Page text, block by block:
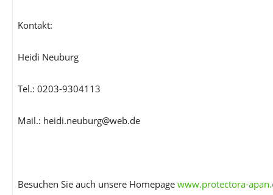
Kontakt:
Heidi Neuburg
Tel.: 0203-9304113
Mail.: heidi.neuburg@web.de
Besuchen Sie auch unsere Homepage www.protectora-